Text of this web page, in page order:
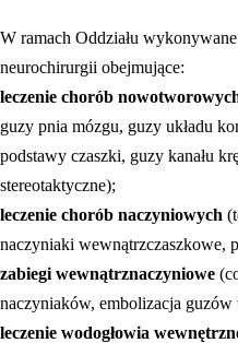
W ramach Oddziału
neurochirurgii obejmujące:
leczenie chorób
guzy pnia mózgu, guzy układu
podstawy czaszki, guzy kanału
stereotaktyczne);
leczenie chorób naczyniowych
naczyniaki wewnątrzczaszkowe,
zabiegi wewnątrznaczyniowe
naczyniaków, embolizacja
leczenie wodogłowia